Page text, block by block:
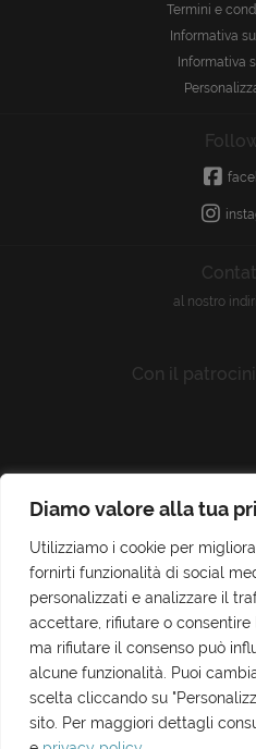
Diamo valore alla tua
Utilizziamo i cookie per
fornirti funzionalità di social
personalizzati e analizzare il
accettare, rifiutare o
ma rifiutare il consenso può
alcune funzionalità. Puoi
scelta cliccando su
sito. Per maggiori dettagli
Termini e
Informativa
Informativa
al nostro
Con il
su concessione dell'Ass. BB CC e I.S. - Autorizzazione
Templi di